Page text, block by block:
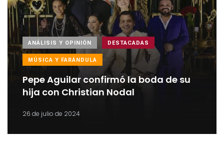
ANÁLISIS Y OPINIÓN DESTACADAS
MÚSICA Y FARÁNDULA
Pepe Aguilar confirmó la boda de su
hija con Christian Nodal
26 de julio de 2024